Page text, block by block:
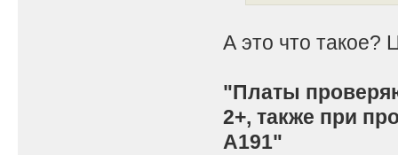
А это что такое?
"Платы
2+, также при
A191"